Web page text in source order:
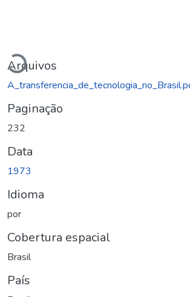
Carregando...
Arquivos
Paginação
232
Data
1973
Idioma
por
Cobertura espacial
Brasil
País